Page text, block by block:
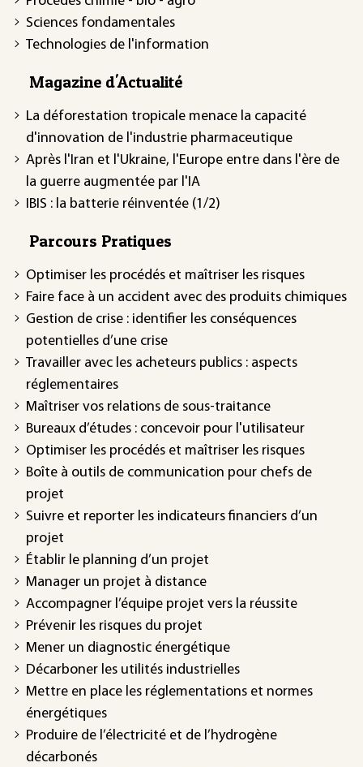
Sciences fondamentales
Technologies de l'information
Magazine d'Actualité
La déforestation tropicale menace la capacité
d'innovation de l'industrie pharmaceutique
Après l'Iran et l'Ukraine, l'Europe entre dans l'ère de
la guerre augmentée par l'IA
IBIS : la batterie réinventée (1/2)
Parcours Pratiques
Optimiser les procédés et maîtriser les risques
Faire face à un accident avec des produits chimiques
Gestion de crise : identifier les conséquences
potentielles d’une crise
Travailler avec les acheteurs publics : aspects
réglementaires
Maîtriser vos relations de sous-traitance
Bureaux d’études : concevoir pour l'utilisateur
Optimiser les procédés et maîtriser les risques
Boîte à outils de communication pour chefs de
projet
Suivre et reporter les indicateurs financiers d’un
projet
Établir le planning d’un projet
Manager un projet à distance
Accompagner l’équipe projet vers la réussite
Prévenir les risques du projet
Mener un diagnostic énergétique
Décarboner les utilités industrielles
Mettre en place les réglementations et normes
énergétiques
Produire de l’électricité et de l’hydrogène
décarbonés